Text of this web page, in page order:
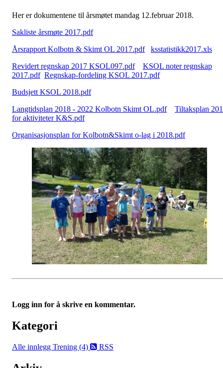
Her er dokumentene til årsmøtet mandag 12.februar 2018.
Sakliste årsmøte 2017.pdf
Årsrapport Kolbotn & Skimt OL 2017.pdf
ksstatistikk2017.xls
Revidert regnskap 2017 KSOL097.pdf
KSOL noter regnskap
2017.pdf Regnskap-fordeling KSOL 2017.pdf
Budsjett KSOL 2018.pdf
Langtidsplan 2018 - 2022 Kolbotn Skimt OL.pdf
Tiltaksplan
for aktiviteter K&S.pdf
Organisasjonsplan for Kolbotn&Skimt o-lag i 2018.pdf
Logg inn for å skrive en kommentar.
Kategori
Alle innlegg Trening (4) RSS